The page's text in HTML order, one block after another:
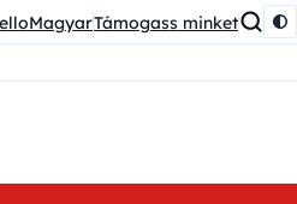
Támogass minket